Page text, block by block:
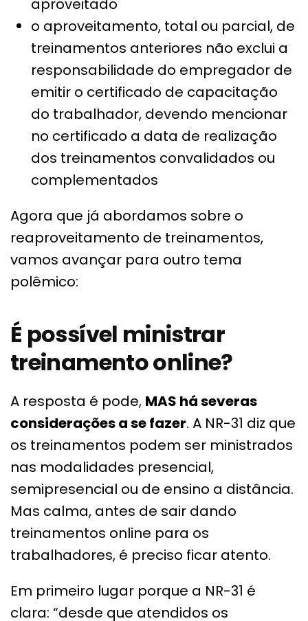
aproveitado
o aproveitamento, total ou parcial, de
treinamentos anteriores não exclui a
responsabilidade do empregador de
emitir o certificado de capacitação
do trabalhador, devendo mencionar
no certificado a data de realização
dos treinamentos convalidados ou
complementados
Agora que já abordamos sobre o
reaproveitamento de treinamentos,
vamos avançar para outro tema
polêmico:
É possível ministrar
treinamento online?
A resposta é pode, MAS há severas
considerações a se fazer. A NR-31 diz que
os treinamentos podem ser ministrados
nas modalidades presencial,
semipresencial ou de ensino a distância.
Mas calma, antes de sair dando
treinamentos online para os
trabalhadores, é preciso ficar atento.
Em primeiro lugar porque a NR-31 é
clara: “desde que atendidos os